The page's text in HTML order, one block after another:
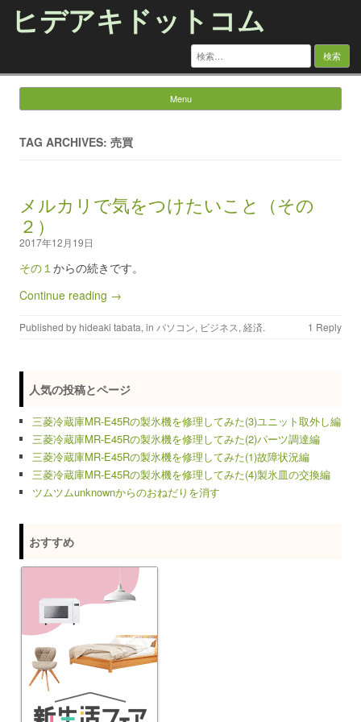
ヒデアキドットコム
検
索:
Menu
TAG ARCHIVES: 売買
メルカリで気をつけたいこと（その
２）
2017年12月19日
その１からの続きです。
Continue reading →
Published by hideaki tabata, in パソコン, ビジネス, 経済. 1 Reply
人気の投稿とページ
三菱冷蔵庫MR-E45Rの製氷機を修理してみた(3)ユニット取外し編
三菱冷蔵庫MR-E45Rの製氷機を修理してみた(2)パーツ調達編
三菱冷蔵庫MR-E45Rの製氷機を修理してみた(1)故障状況編
三菱冷蔵庫MR-E45Rの製氷機を修理してみた(4)製氷皿の交換編
ツムツムunknownからのおねだりを消す
おすすめ